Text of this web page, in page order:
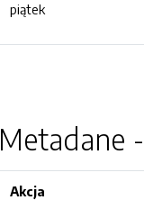
piątek
Metadane
Akcja